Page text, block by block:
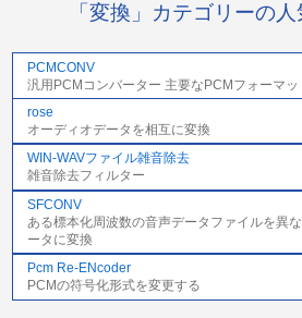
「変換」カテゴリーの
PCMCONV
汎用PCMコンバーター 主要なPCMフォーマッ
rose
オーディオデータを相互に変換
WIN-WAVファイル雑音除去
雑音除去フィルター
SFCONV
ある標本化周波数の音声データファイルを異
ータに変換
Pcm Re-ENcoder
PCMの符号化形式を変更する